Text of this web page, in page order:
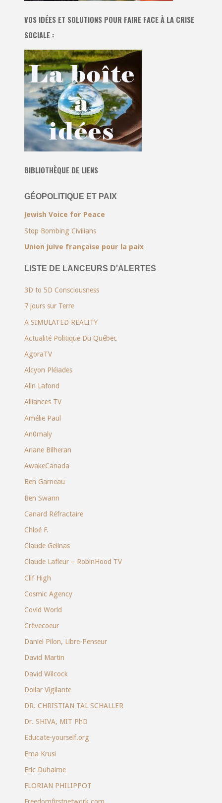
VOS IDÉES ET SOLUTIONS POUR FAIRE FACE À LA CRISE
SOCIALE :
BIBLIOTHÈQUE DE LIENS
GÉOPOLITIQUE ET PAIX
Jewish Voice for Peace
Stop Bombing Civilians
Union juive française pour la paix
LISTE DE LANCEURS D'ALERTES
3D to 5D Consciousness
7 jours sur Terre
A SIMULATED REALITY
Actualité Politique Du Québec
AgoraTV
Alcyon Pléiades
Alin Lafond
Alliances TV
Amélie Paul
An0maly
Ariane Bilheran
AwakeCanada
Ben Garneau
Ben Swann
Canard Réfractaire
Chloé F.
Claude Gelinas
Claude Lafleur – RobinHood TV
Clif High
Cosmic Agency
Covid World
Crèvecoeur
Daniel Pilon, Libre-Penseur
David Martin
David Wilcock
Dollar Vigilante
DR. CHRISTIAN TAL SCHALLER
Dr. SHIVA, MIT PhD
Educate-yourself.org
Ema Krusi
Eric Duhaime
FLORIAN PHILIPPOT